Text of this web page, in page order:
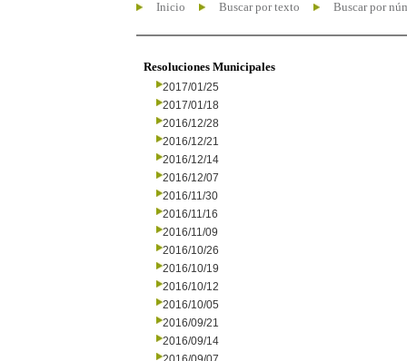
Inicio Buscar por texto Buscar por
Resoluciones Municipales
2017/01/25
2017/01/18
2016/12/28
2016/12/21
2016/12/14
2016/12/07
2016/11/30
2016/11/16
2016/11/09
2016/10/26
2016/10/19
2016/10/12
2016/10/05
2016/09/21
2016/09/14